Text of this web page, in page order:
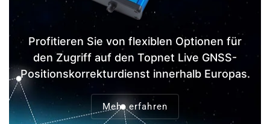
Profitieren Sie von flexiblen Optionen für
den Zugriff auf den Topnet Live GNSS-
Positionskorrekturdienst innerhalb Europas.
Mehr erfahren